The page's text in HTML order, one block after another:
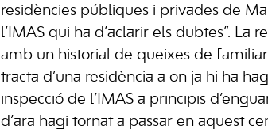
residències públiques i privades de
l’IMAS qui ha d’aclarir els dubtes”.
amb un historial de queixes de
tracta d’una residència a on ja hi ha
inspecció de l’IMAS a principis
d’ara hagi tornat a passar en aquest